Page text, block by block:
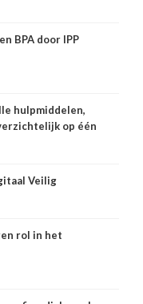
BPA door IPP
hulpmiddelen,
op één
Veilig
rol in het